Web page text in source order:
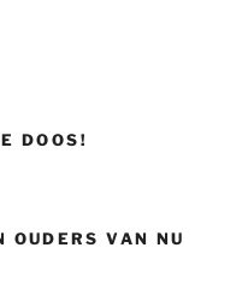
DOOS!
OUDERS VAN NU